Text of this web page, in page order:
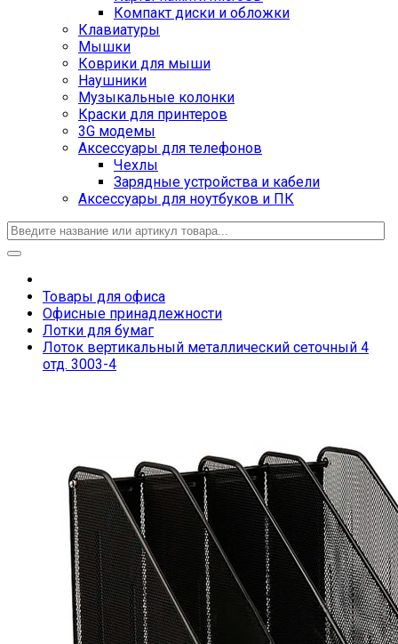
Компакт диски и обложки
Клавиатуры
Мышки
Коврики для мыши
Наушники
Музыкальные колонки
Краски для принтеров
3G модемы
Аксессуары для телефонов
Чехлы
Зарядные устройства и кабели
Аксессуары для ноутбуков и ПК
Товары для офиса
Офисные принадлежности
Лотки для бумаг
Лоток вертикальный металлический сеточный 4
отд. 3003-4